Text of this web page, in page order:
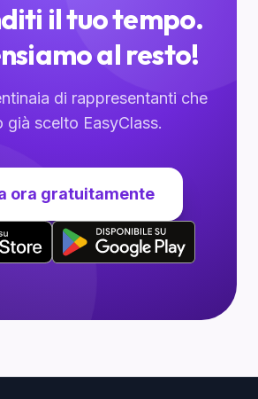
il tuo tempo.
al resto!
di rappresentanti che
già scelto EasyClass.
ora gratuitamente